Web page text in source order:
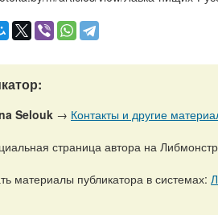
Selouk → Контакты и другие
страница автора на
материалы публикатора в системах: